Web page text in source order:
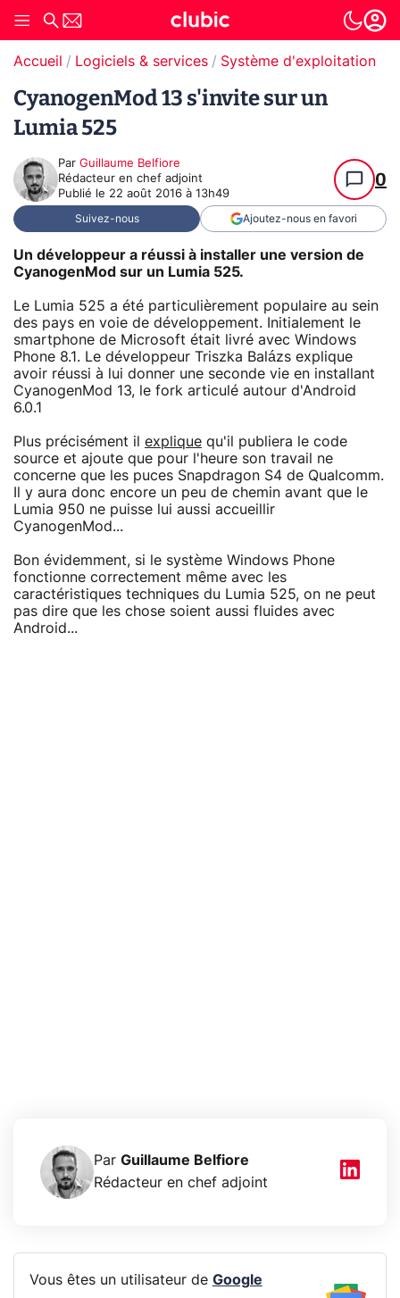
Accueil Logiciels & services Système d'exploitation
CyanogenMod 13 s'invite sur un
Lumia 525
Par Guillaume Belfiore
Rédacteur en chef adjoint
Publié le 22 août 2016 à 13h49
0
Suivez-nous Ajoutez-nous en favori
Un développeur a réussi à installer une version de
CyanogenMod sur un Lumia 525.
Le Lumia 525 a été particulièrement populaire au sein
des pays en voie de développement. Initialement le
smartphone de Microsoft était livré avec Windows
Phone 8.1. Le développeur Triszka Balázs explique
avoir réussi à lui donner une seconde vie en installant
CyanogenMod 13, le fork articulé autour d'Android
6.0.1
Plus précisément il explique qu'il publiera le code
source et ajoute que pour l'heure son travail ne
concerne que les puces Snapdragon S4 de Qualcomm.
Il y aura donc encore un peu de chemin avant que le
Lumia 950 ne puisse lui aussi accueillir
CyanogenMod...
Bon évidemment, si le système Windows Phone
fonctionne correctement même avec les
caractéristiques techniques du Lumia 525, on ne peut
pas dire que les chose soient aussi fluides avec
Android...
Par Guillaume Belfiore
Rédacteur en chef adjoint
Vous êtes un utilisateur de Google